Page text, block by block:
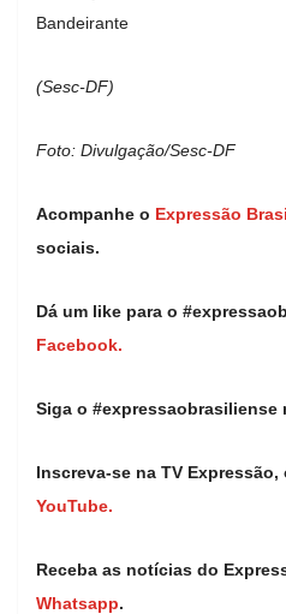
Bandeirante
(Sesc-DF)
Foto: Divulgação/Sesc-DF
Acompanhe o Expressão
sociais.
Dá um like para o
Facebook.
Siga o #expressaobrasiliense
Inscreva-se na TV
YouTube.
Receba as notícias do
Whatsapp.